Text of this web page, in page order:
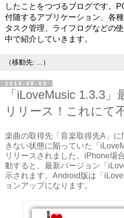
したことをつづるブログです。
付随するアプリケーション、各
タスク管理、ライフログなどの
中で紹介していきます。
2014-08-09
「iLoveMusic 1.3.3
リリース！これにて
楽曲の取得先「音楽取得先A」
きない状態に陥っていた「
リリースされました。iPhone場
動すると、最新バージョン「
示されます。Android版は「
ョンアップになります。